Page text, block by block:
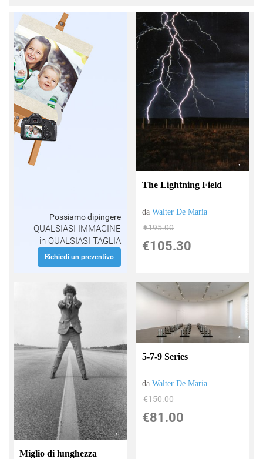
Possiamo dipingere
QUALSIASI IMMAGINE
in QUALSIASI TAGLIA
Richiedi un preventivo
The Lightning Field
daWalter De Maria
€195.00
€105.30
Miglio di lunghezza
5-7-9 Series
daWalter De Maria
€150.00
€81.00